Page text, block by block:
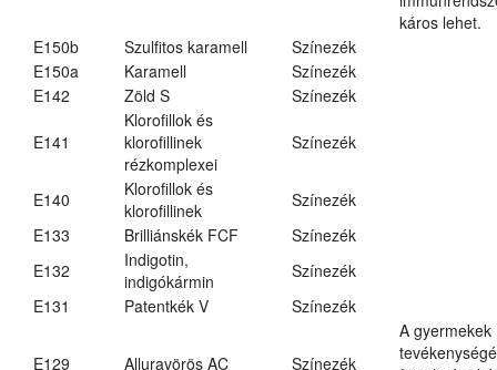
káros lehet.
E150b
Szulfitos karamell
Színezék
E150a
Karamell
Színezék
E142
Zöld S Színezék
E141
Klorofillok és
klorofillinek
rézkomplexei
Színezék
E140
Klorofillok és
klorofillinek
Színezék
E133
Brilliánskék FCF
Színezék
E132
Indigotin,
indigókármin
Színezék
E131
Patentkék V Színezék
E129 Alluravörös AC Színezék
A gyermekek